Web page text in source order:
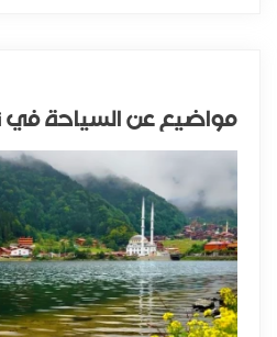
مواضيع عن السياحة في